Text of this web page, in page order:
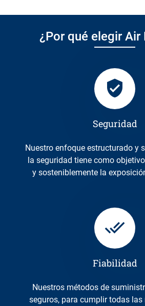
¿Por qué elegir Air
Seguridad
Nuestro enfoque estructurado y sistemático hacia
la seguridad tiene como
y sosteniblemente la
Fiabilidad
Nuestros métodos de suministro son fiables y
seguros, para cumplir todas las